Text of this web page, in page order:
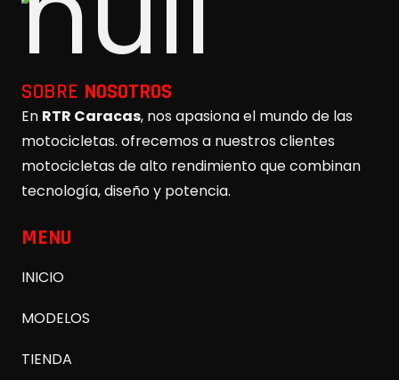
SOBRE NOSOTROS
En RTR Caracas, nos apasiona el mundo de las
motocicletas. ofrecemos a nuestros clientes
motocicletas de alto rendimiento que combinan
tecnología, diseño y potencia.
MENU
INICIO
MODELOS
TIENDA